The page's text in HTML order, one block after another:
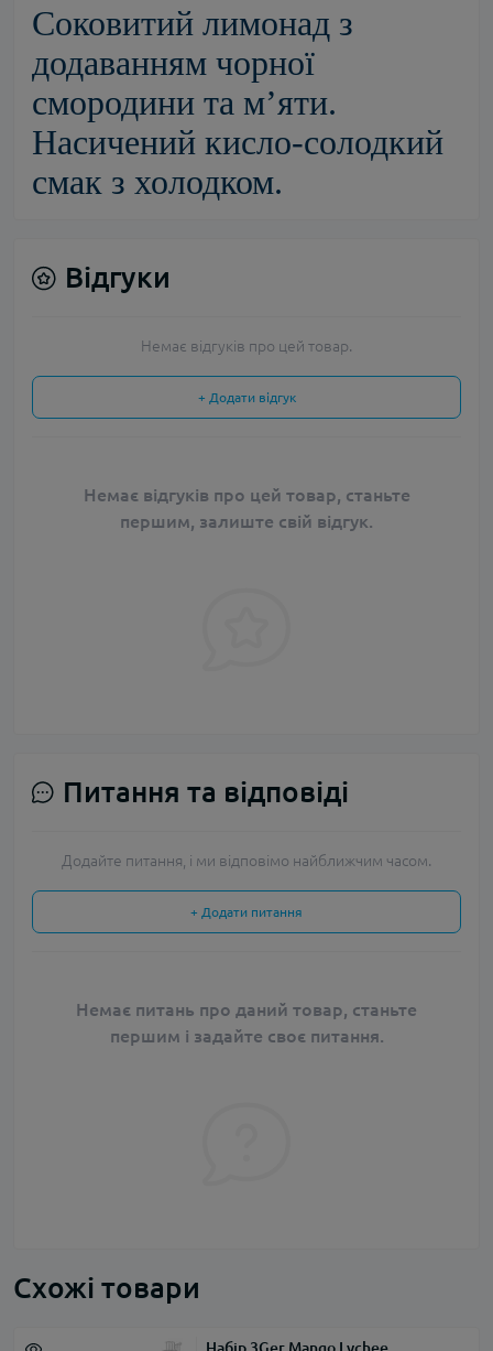
Соковитий лимонад з
додаванням чорної
смородини та м’яти.
Насичений кисло-солодкий
смак з холодком.
Відгуки
Немає відгуків про цей товар.
+ Додати відгук
Немає відгуків про цей товар, станьте
першим, залиште свій відгук.
Питання та відповіді
Додайте питання, і ми відповімо найближчим часом.
+ Додати питання
Немає питань про даний товар, станьте
першим і задайте своє питання.
Схожі товари